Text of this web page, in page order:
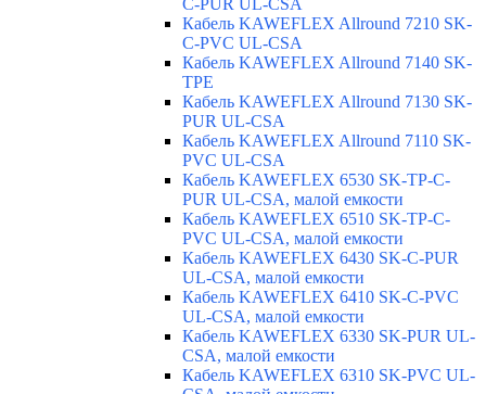
C-PUR UL-CSA
Кабель KAWEFLEX Allround 7210 SK-
C-PVC UL-CSA
Кабель KAWEFLEX Allround 7140 SK-
TPE
Кабель KAWEFLEX Allround 7130 SK-
PUR UL-CSA
Кабель KAWEFLEX Allround 7110 SK-
PVC UL-CSA
Кабель KAWEFLEX 6530 SK-TP-C-
PUR UL-CSA, малой емкости
Кабель KAWEFLEX 6510 SK-TP-C-
PVC UL-CSA, малой емкости
Кабель KAWEFLEX 6430 SK-C-PUR
UL-CSA, малой емкости
Кабель KAWEFLEX 6410 SK-C-PVC
UL-CSA, малой емкости
Кабель KAWEFLEX 6330 SK-PUR UL-
CSA, малой емкости
Кабель KAWEFLEX 6310 SK-PVC UL-